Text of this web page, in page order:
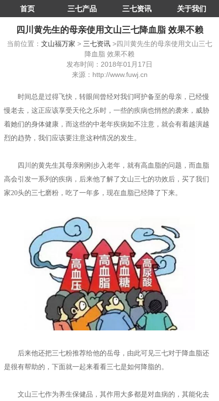
首页 三七产品 三七资讯 关于我们
四川黄先生的母亲使用文山三七降血脂 效果不赖
当前位置： 文山福万家 > 三七资讯 >四川黄先生的母亲使用文山三七
降血脂 效果不赖
发布时间：2018年01月17日
来源：http://www.fuwj.cn
时间总是过得飞快，转眼间曾经对我们呵护备至的母亲，已经慢
慢老去，这正应该享受天伦之乐时，一些的疾病也悄然的袭来，威胁
着她们的身体健康，而这些的中老年疾病如不注意，就会有着越演越
烈的趋势，我们应该要注意这种情况的发生。
四川的黄先生其母亲刚刚步入老年，就有高血脂的问题，而血脂
高会引发一系列的疾病，后来他了解了文山三七的功效后，买了我们
家20头的三七磨粉，吃了一年多，现在血脂已经降了下来。
后来他还把三七粉推荐给他的岳母，由此可见三七对于降血脂还
是很有帮助的，下面就一起来看看三七是如何降脂的。
文山三七作为养生保健品，其作用大多都是对血病的，其能化去